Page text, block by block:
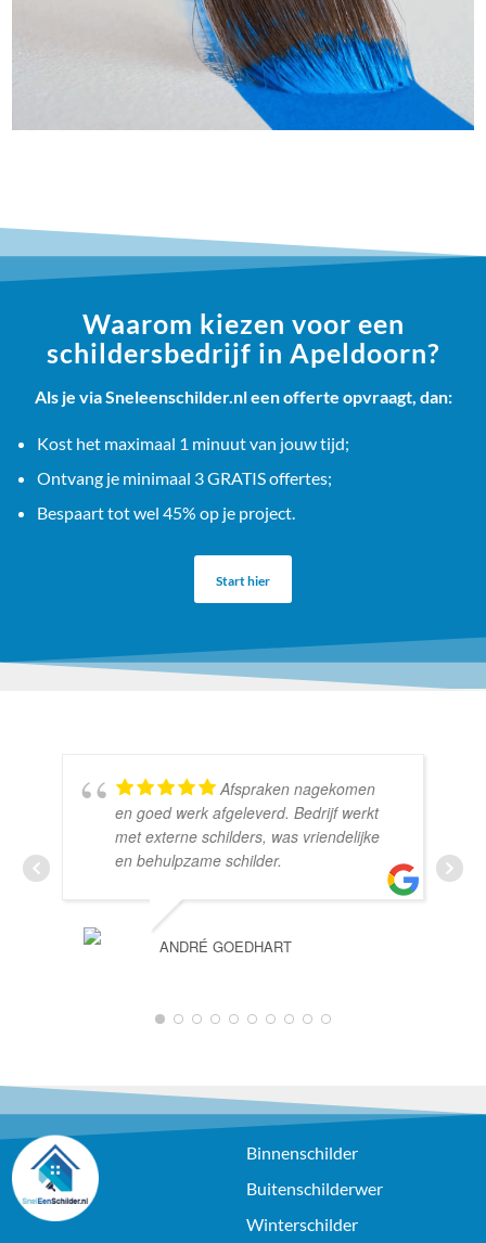
Waarom kiezen voor een
schildersbedrijf in Apeldoorn?
Als je via Sneleenschilder.nl een offerte opvraagt, dan:
Kost het maximaal 1 minuut van jouw tijd;
Ontvang je minimaal 3 GRATIS offertes;
Bespaart tot wel 45% op je project.
Start hier
Afspraken nagekomen
en goed werk afgeleverd. Bedrijf werkt
met externe schilders, was vriendelijke
en behulpzame schilder.
ANDRÉ GOEDHART
1 2 3 4 5 6 7 8 9 10
Binnenschilder
Buitenschilderwer
Winterschilder